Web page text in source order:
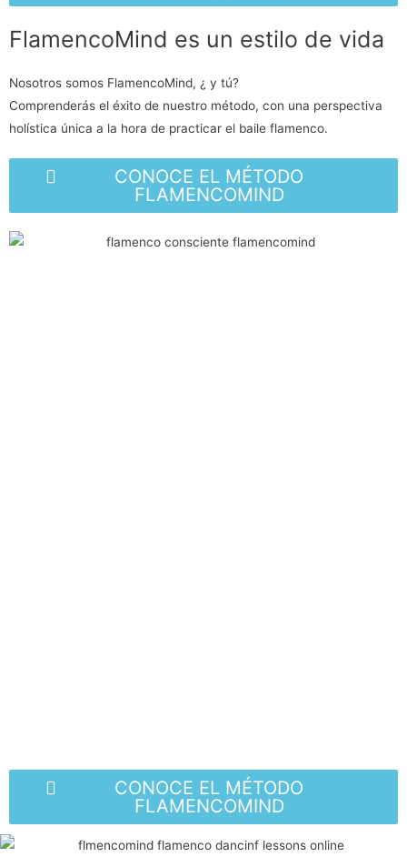
FlamencoMind es un estilo de vida
Nosotros somos FlamencoMind, ¿ y tú?
Comprenderás el éxito de nuestro método, con una perspectiva
holística única a la hora de practicar el baile flamenco.
CONOCE EL MÉTODO
FLAMENCOMIND
CONOCE EL MÉTODO
FLAMENCOMIND